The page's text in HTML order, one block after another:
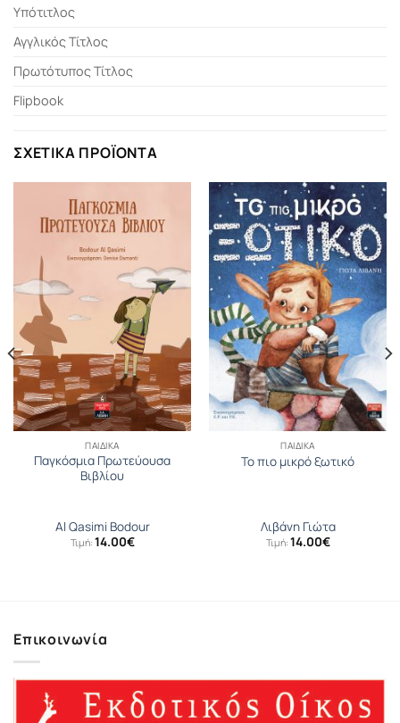
Υπότιτλος
Αγγλικός Τίτλος
Πρωτότυπος Τίτλος
Flipbook
ΣΧΕΤΙΚΆ ΠΡΟΪΌΝΤΑ
ΠΑΙΔΙΚΆ
Παγκόσµια Πρωτεύουσα
Βιβλίου
Al Qasimi Bodour
Τιμή: 14.00€
ΠΑΙΔΙΚΆ
To πιο μικρό ξωτικό
Λιβάνη Γιώτα
Τιμή: 14.00€
Επικοινωνία